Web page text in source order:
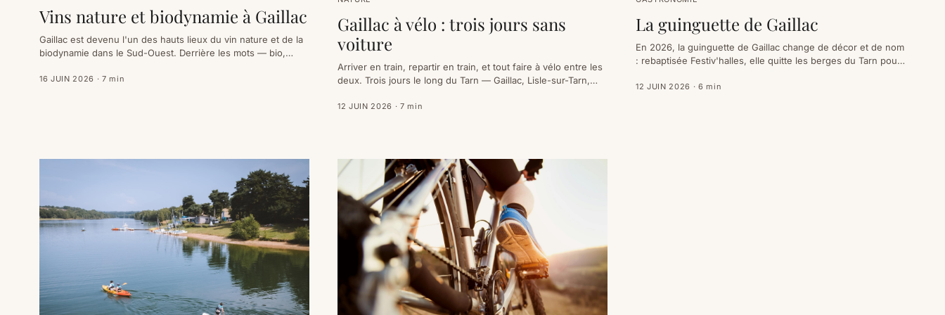
Vins nature et biodynamie à Gaillac
Gaillac est devenu l'un des hauts lieux du vin nature et de la
biodynamie dans le Sud-Ouest. Derrière les mots — bio,
— il y a des vignerons, des cépages d'ici et des bouteilles
16 JUIN 2026 · 7 min
Gaillac à vélo : trois jours sans
voiture
Arriver en train, repartir en train, et tout faire à vélo entre les
deux. Trois jours le long du Tarn — Gaillac, Lisle-sur-Tarn,
les distances, et ce qu'on y voit.
12 JUIN 2026 · 7 min
La guinguette de Gaillac
En 2026, la guinguette de Gaillac change de décor et de nom
: rebaptisée Festiv'halles, elle quitte les berges du Tarn pour
dimanche, 18 h–22 h 30, un concert les jeudis, samedis et
12 JUIN 2026 · 6 min